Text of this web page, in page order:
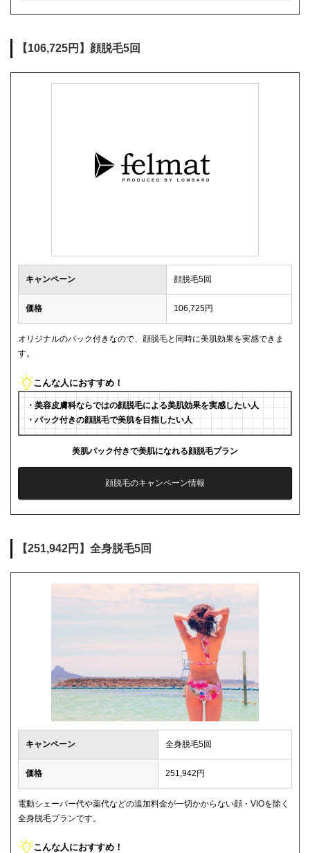
【106,725円】顔脱毛5回
キャンペーン 顔脱毛5回
価格 106,725円
オリジナルのパック付きなので、顔脱毛と同時に美肌効果を実感できま
す。
こんな人におすすめ！
・美容皮膚科ならではの顔脱毛による美肌効果を実感したい人
・パック付きの顔脱毛で美肌を目指したい人
美肌パック付きで美肌になれる顔脱毛プラン
顔脱毛のキャンペーン情報
【251,942円】全身脱毛5回
キャンペーン 全身脱毛5回
価格 251,942円
電動シェーバー代や薬代などの追加料金が一切かからない顔・VIOを除く
全身脱毛プランです。
こんな人におすすめ！